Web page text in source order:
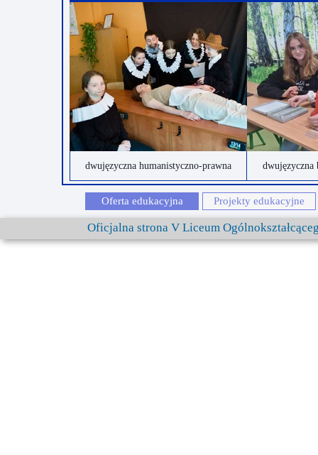
dwujęzyczna
dwujęzyczna humanistyczno-prawna
Projekty edukacyjne
Oferta edukacyjna
Oficjalna strona V Liceum